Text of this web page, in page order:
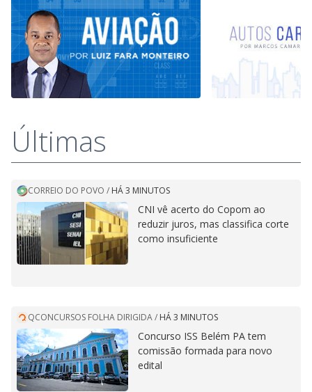
Últimas
CORREIO DO POVO / HÁ 3 MINUTOS
CNI vê acerto do Copom ao
reduzir juros, mas classifica corte
como insuficiente
QCONCURSOS FOLHA DIRIGIDA/ HÁ 3 MINUTOS
Concurso ISS Belém PA tem
comissão formada para novo
edital